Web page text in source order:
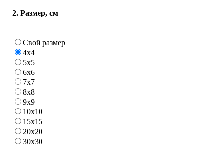
2. Размер, см
Свой размер
4х4
5х5
6х6
7х7
8х8
9х9
10х10
15х15
20х20
30х30